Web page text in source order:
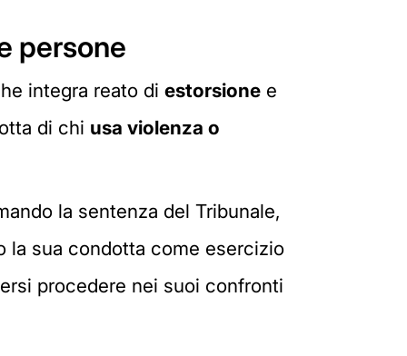
persone
integra reato di estorsione e
di chi usa violenza o
la sentenza del Tribunale,
la sua condotta come esercizio
procedere nei suoi confronti